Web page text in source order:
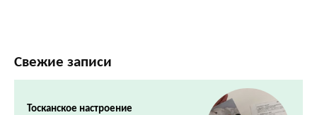
Свежие записи
Тосканское настроение